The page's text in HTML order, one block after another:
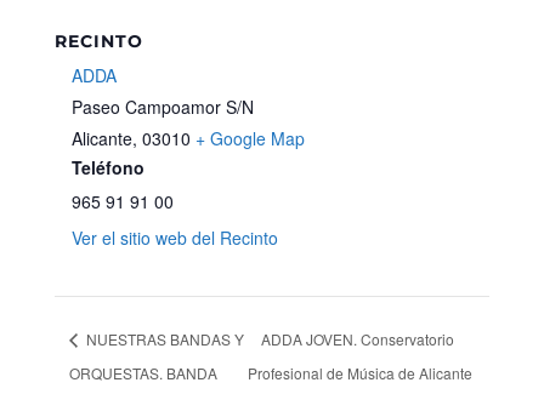
RECINTO
ADDA
Paseo Campoamor S/N
Alicante, 03010 + Google Map
Teléfono
965 91 91 00
Ver el sitio web del Recinto
NUESTRAS BANDAS Y
ORQUESTAS. BANDA
ADDA JOVEN. Conservatorio
Profesional de Música de Alicante